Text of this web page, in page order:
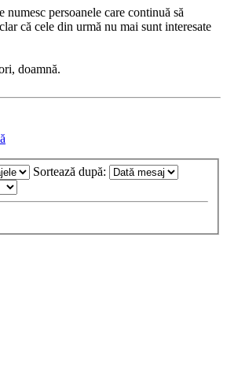
numesc persoanele care continuă să
că cele din urmă nu mai sunt interesate
doamnă.
Sortează după: